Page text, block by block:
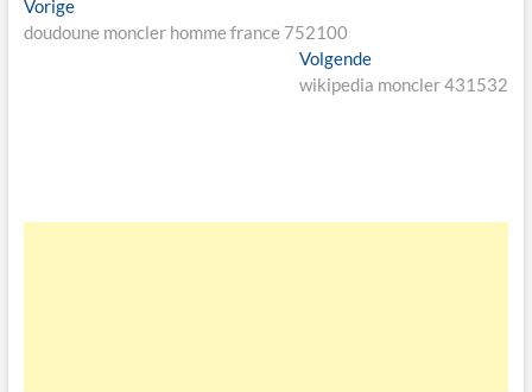
Bericht
navigatie
VorigeVorige
bericht:
doudoune moncler homme france 752100
VolgendeVolgende
bericht:
wikipedia moncler 431532